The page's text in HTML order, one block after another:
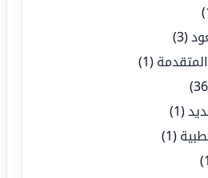
(3)
(1)
(1)
(1)